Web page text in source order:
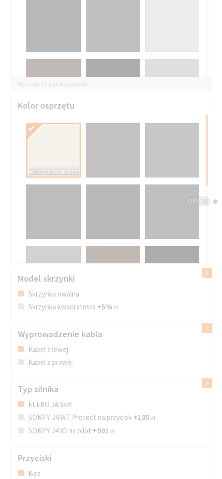
OPCJE
Wybrane 15 z 15 wszystkich
Kolor osprzętu
RAL 1013 JASNY BEŻ
Model skrzynki
Skrzynka owalna
Skrzynka kwadratowa +5% zł
Wyprowadzenie kabla
Kabel z lewej
Kabel z prawej
Typ silnika
ELERO JA Soft
SOMFY J4 WT Protect na przycisk +185 zł
SOMFY J4 IO na pilot +991 zł
Przyciski
Bez